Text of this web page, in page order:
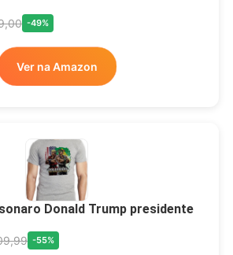
R$33,00
Ver no MERCADO
LIVRE
-49%
Ver na Amazon
Donald Trump presidente
-55%